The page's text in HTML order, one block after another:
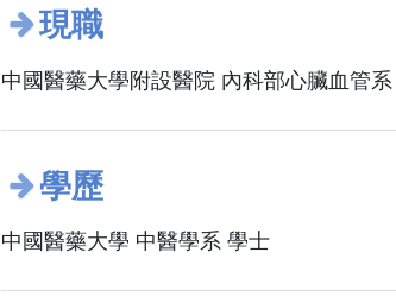
現職
中國醫藥大學附設醫院 內科部心臟血管
學歷
中國醫藥大學 中醫學系 學士